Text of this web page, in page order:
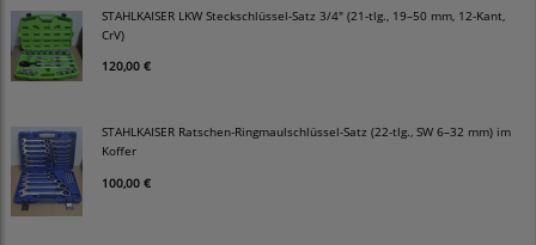
STAHLKAISER LKW Steckschlüssel-Satz 3/4" (21-tlg., 19–50 mm, 12-Kant,
CrV)
120,00 €
STAHLKAISER Ratschen-Ringmaulschlüssel-Satz (22-tlg., SW 6–32 mm) im
Koffer
100,00 €